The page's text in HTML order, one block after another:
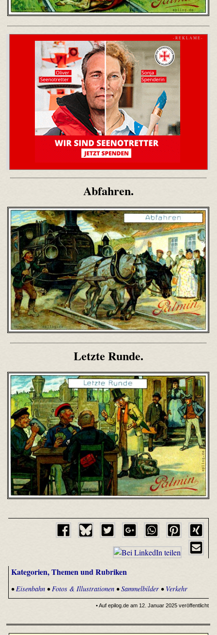
- R E K L A M E -
Abfahren.
Letzte Runde.
Kategorien, Themen und Rubriken
•Eisenbahn•Fotos & Illustrationen•Sammelbilder• Verkehr
• Auf epilog.de am 12. Januar 2025 veröffentlicht